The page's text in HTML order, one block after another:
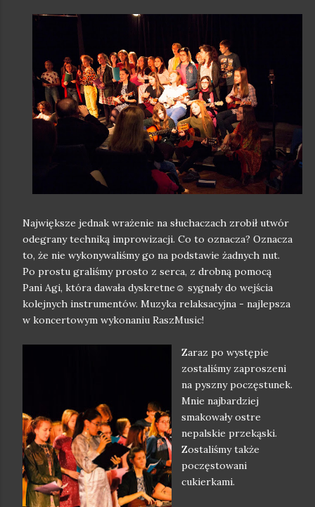
Największe jednak wrażenie na słuchaczach zrobił utwór
odegrany techniką improwizacji. Co to oznacza? Oznacza
to, że nie wykonywaliśmy go na podstawie żadnych nut.
Po prostu graliśmy prosto z serca, z drobną pomocą
Pani Agi, która dawała dyskretne☺️ sygnały do wejścia
kolejnych instrumentów. Muzyka relaksacyjna - najlepsza
w koncertowym wykonaniu RaszMusic!
Zaraz po występie
zostaliśmy zaproszeni
na pyszny poczęstunek.
Mnie najbardziej
smakowały ostre
nepalskie przekąski.
Zostaliśmy także
poczęstowani
cukierkami.